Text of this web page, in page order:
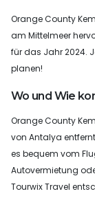
Orange County
am Mittelmeer
für das Jahr 2024.
planen!
Wo und Wie
Orange County
von Antalya
es bequem vom
Autovermietung
Tourwix Travel